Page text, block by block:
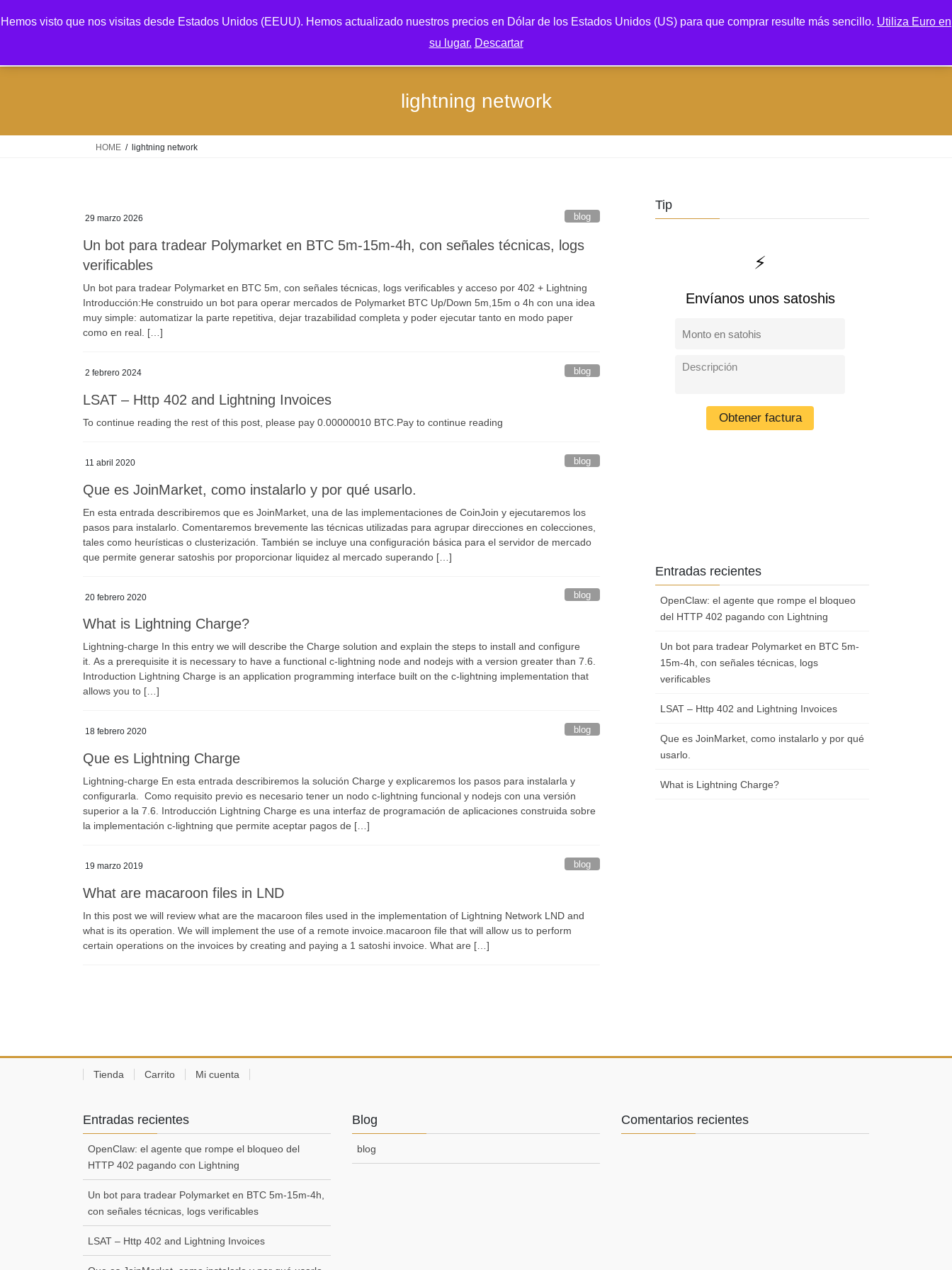
al
a
lightning network
HOME lightning network
29 marzo 2026 blog
Un bot para tradear Polymarket en BTC 5m-15m-4h, con señales técnicas, logs
verificables
Un bot para tradear Polymarket en BTC 5m, con señales técnicas, logs verificables y acceso por 402 + Lightning
Introducción:He construido un bot para operar mercados de Polymarket BTC Up/Down 5m,15m o 4h con una idea
muy simple: automatizar la parte repetitiva, dejar trazabilidad completa y poder ejecutar tanto en modo paper
como en real. […]
2 febrero 2024 blog
LSAT – Http 402 and Lightning Invoices
To continue reading the rest of this post, please pay 0.00000010 BTC.Pay to continue reading
11 abril 2020 blog
Que es JoinMarket, como instalarlo y por qué usarlo.
En esta entrada describiremos que es JoinMarket, una de las implementaciones de CoinJoin y ejecutaremos los
pasos para instalarlo. Comentaremos brevemente las técnicas utilizadas para agrupar direcciones en colecciones,
tales como heurísticas o clusterización. También se incluye una configuración básica para el servidor de mercado
que permite generar satoshis por proporcionar liquidez al mercado superando […]
20 febrero 2020 blog
What is Lightning Charge?
Lightning-charge In this entry we will describe the Charge solution and explain the steps to install and configure
it. As a prerequisite it is necessary to have a functional c-lightning node and nodejs with a version greater than 7.6.
Introduction Lightning Charge is an application programming interface built on the c-lightning implementation that
allows you to […]
18 febrero 2020 blog
Que es Lightning Charge
Lightning-charge En esta entrada describiremos la solución Charge y explicaremos los pasos para instalarla y
configurarla. Como requisito previo es necesario tener un nodo c-lightning funcional y nodejs con una versión
superior a la 7.6. Introducción Lightning Charge es una interfaz de programación de aplicaciones construida sobre
la implementación c-lightning que permite aceptar pagos de […]
19 marzo 2019 blog
What are macaroon files in LND
In this post we will review what are the macaroon files used in the implementation of Lightning Network LND and
what is its operation. We will implement the use of a remote invoice.macaroon file that will allow us to perform
certain operations on the invoices by creating and paying a 1 satoshi invoice. What are […]
Tip
Entradas recientes
OpenClaw: el agente que rompe el bloqueo
del HTTP 402 pagando con Lightning
Un bot para tradear Polymarket en BTC 5m-
15m-4h, con señales técnicas, logs
verificables
LSAT – Http 402 and Lightning Invoices
Que es JoinMarket, como instalarlo y por qué
usarlo.
What is Lightning Charge?
Tienda Carrito Mi cuenta
Entradas recientes
OpenClaw: el agente que rompe el bloqueo del
HTTP 402 pagando con Lightning
Un bot para tradear Polymarket en BTC 5m-15m-4h,
con señales técnicas, logs verificables
LSAT – Http 402 and Lightning Invoices
Blog
blog
Comentarios recientes
Hemos visto que nos visitas desde Estados Unidos (EEUU). Hemos actualizado nuestros precios en Dólar de los Estados Unidos (US) para que comprar resulte más sencillo. Utiliza Euro en
su lugar. Descartar